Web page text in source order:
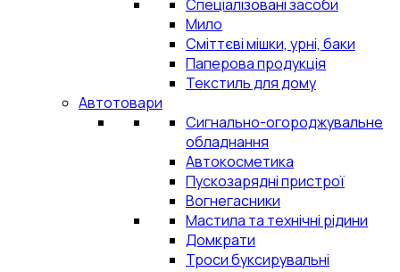
Спеціалізовані засоби
Мило
Сміттєві мішки, урні, баки
Паперова продукція
Текстиль для дому
Автотовари
Сигнально-огороджувальне
обладнання
Автокосметика
Пускозарядні пристрої
Вогнегасники
Мастила та технічні рідини
Домкрати
Троси буксирувальні